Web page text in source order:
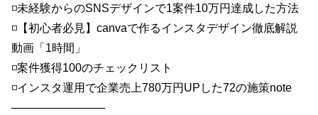
◽️未経験からのSNSデザインで1案件10万円達成した方法
◽️【初心者必見】canvaで作るインスタデザイン徹底解説
動画「1時間」
◽️案件獲得100のチェックリスト
◽️インスタ運用で企業売上780万円UPした72の施策note
────────────